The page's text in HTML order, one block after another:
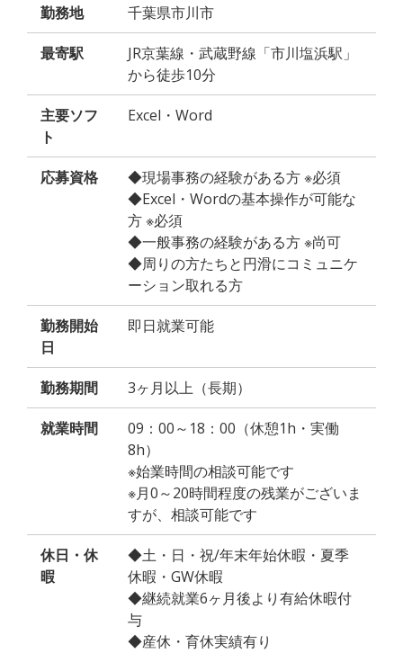
勤務地 千葉県市川市
最寄駅
JR京葉線・武蔵野線「市川塩浜駅」
から徒歩10分
主要ソフ
ト
Excel・Word
応募資格
◆現場事務の経験がある方 ※必須
◆Excel・Wordの基本操作が可能な
方 ※必須
◆一般事務の経験がある方 ※尚可
◆周りの方たちと円滑にコミュニケ
ーション取れる方
勤務開始
日
即日就業可能
勤務期間 3ヶ月以上（長期）
就業時間
09：00～18：00（休憩1h・実働
8h）
※始業時間の相談可能です
※月0～20時間程度の残業がございま
すが、相談可能です
休日・休
暇
◆土・日・祝/年末年始休暇・夏季
休暇・GW休暇
◆継続就業6ヶ月後より有給休暇付
与
◆産休・育休実績有り